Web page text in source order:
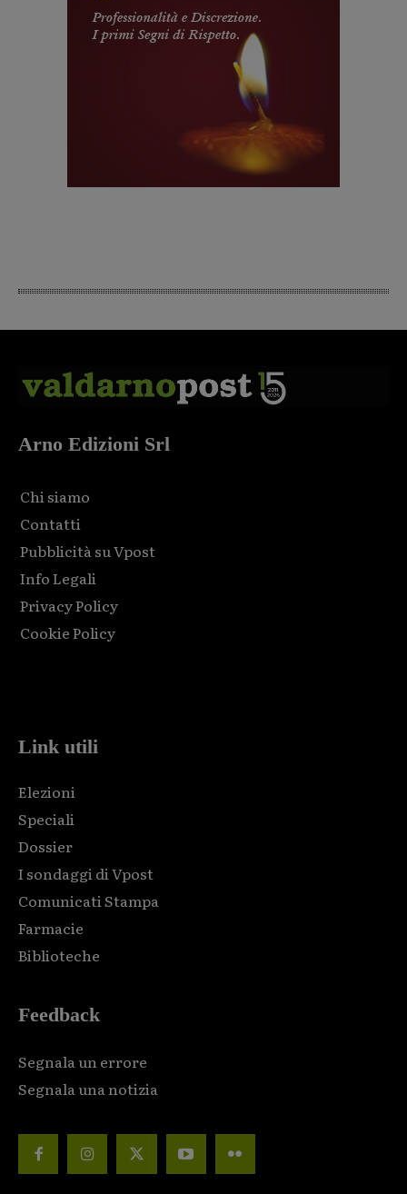
Arno Edizioni Srl
Chi siamo
Contatti
Pubblicità su Vpost
Info Legali
Privacy Policy
Cookie Policy
Link utili
Elezioni
Speciali
Dossier
I sondaggi di Vpost
Comunicati Stampa
Farmacie
Biblioteche
Feedback
Segnala un errore
Segnala una notizia